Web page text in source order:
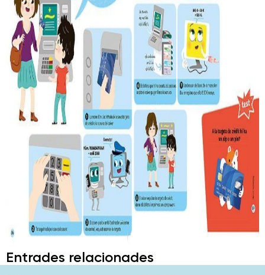
Entrades relacionades